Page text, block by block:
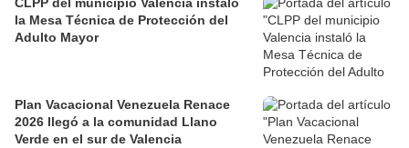
la Mesa Técnica de Protección del
Adulto Mayor
Plan Vacacional Venezuela Renace
2026 llegó a la comunidad Llano
Verde en el sur de Valencia